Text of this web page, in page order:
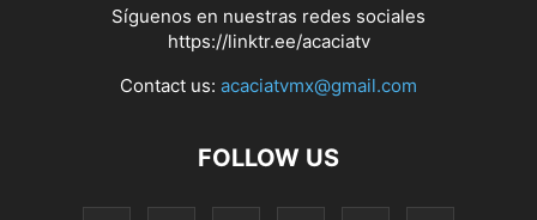
Síguenos en nuestras redes sociales
https://linktr.ee/acaciatv
Contact us: acaciatvmx@gmail.com
FOLLOW US